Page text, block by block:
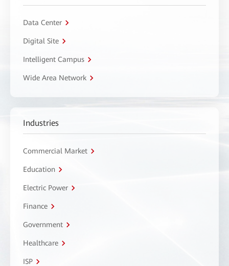
Data Center
Digital Site
Intelligent Campus
Wide Area Network
Industries
Commercial Market
Education
Electric Power
Finance
Government
Healthcare
ISP